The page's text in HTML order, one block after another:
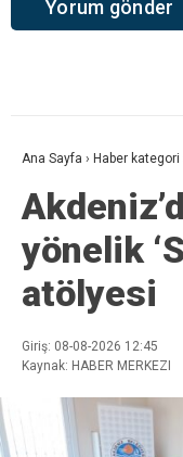
Ana Sayfa › Haber kategori
yönelik
atölyesi
Giriş: 08-08-2026 12:45
Kaynak: HABER MERKEZI